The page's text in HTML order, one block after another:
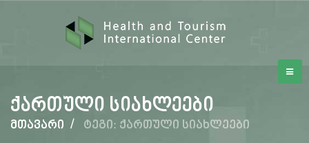
ქართული სიახლეები
მთავარი / ტეგი: ქართული სიახლეები